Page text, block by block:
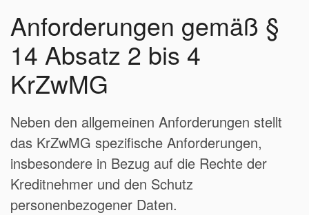
Anforderungen gemäß §
14 Absatz 2 bis 4
KrZwMG
Neben den allgemeinen Anforderungen stellt
das KrZwMG spezifische Anforderungen,
insbesondere in Bezug auf die Rechte der
Kreditnehmer und den Schutz
personenbezogener Daten.